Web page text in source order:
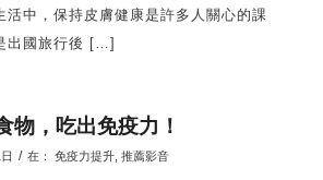
活中，保持皮膚健康是許多人關心的課
出國旅行後 […]
物，吃出免疫力！
/ 在： 免疫力提升, 推薦影音